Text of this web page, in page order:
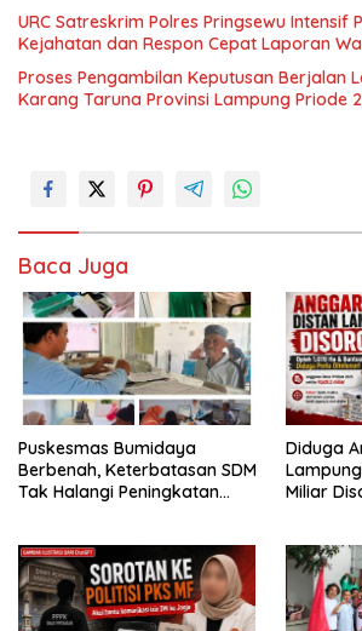
URC Satreskrim Polres Pringsewu Intensif
Kejahatan dan Respon Cepat Laporan
Proses Pengambilan Keputusan Berjalan
Karang Taruna Provinsi Lampung Priode
Baca Juga
‎Puskesmas Bumidaya
Berbenah, Keterbatasan SDM
Tak Halangi Peningkatan
Diduga
Miliar